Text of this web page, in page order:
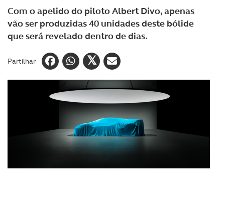
Com o apelido do piloto Albert Divo, apenas
vão ser produzidas 40 unidades deste bólide
que será revelado dentro de dias.
Partilhar